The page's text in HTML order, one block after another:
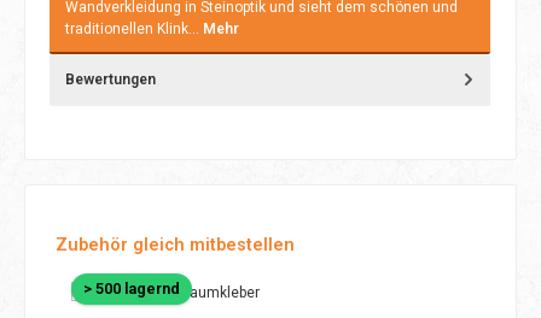
Wandverkleidung in Steinoptik und sieht dem schönen und
traditionellen Klink… Mehr
Bewertungen
Produktgalerie überspringen
Zubehör gleich mitbestellen
> 500 lagernd